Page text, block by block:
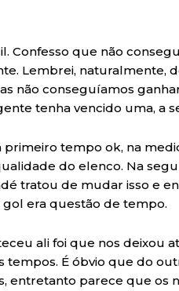
Confesso que não
Lembrei, naturalmente,
não conseguíamos
tenha vencido uma, a
primeiro tempo ok, na
do elenco. Na
tratou de mudar isso e
era questão de tempo.
ali foi que nos deixou
tempos. É óbvio que do
entretanto parece que os